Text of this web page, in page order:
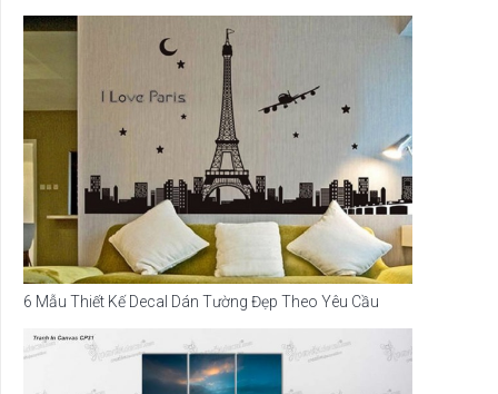
6 Mẫu Thiết Kế Decal Dán Tường Đẹp Theo Yêu Cầu